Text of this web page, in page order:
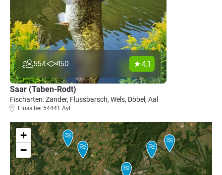
554 150 4.1
Saar (Taben-Rodt)
Fischarten: Zander, Flussbarsch, Wels, Döbel, Aal
Fluss bei 54441 Ayl
+
−